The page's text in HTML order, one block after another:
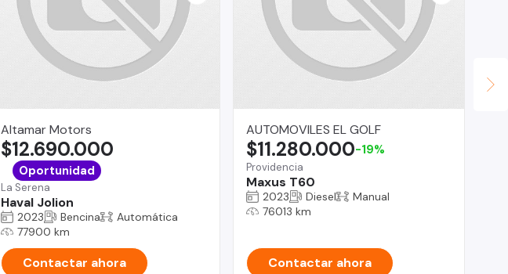
Altamar Motors
La Serena
Haval Jolion
$12.690.000
Oportunidad
2023 Bencina
Automática
77900 km
Contactar ahora
AUTOMOVILES EL GOLF
Providencia
Maxus T60
$11.280.000-19%
2023 Diesel
Manual
76013 km
Contactar ahora